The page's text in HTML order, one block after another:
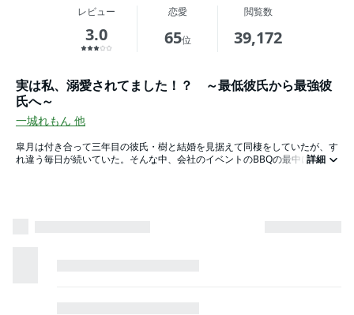
レビュー 恋愛 閲覧数
3.0 65位 39,172
実は私、溺愛されてました！？ ～最低彼氏から最強彼
氏へ～
一城れもん 他
皐月は付き合って三年目の彼氏・樹と結婚を見据えて同棲をしていたが、す
れ違う毎日が続いていた。そんな中、会社のイベントのBBQの最中に樹が
詳細